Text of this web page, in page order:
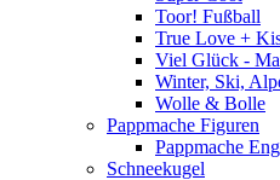
Toor! Fußball
True Love +
Viel Glück -
Winter, Ski,
Wolle & Bolle
Pappmache Figuren
Pappmache
Schneekugel